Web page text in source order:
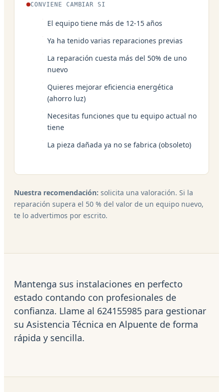
CONVIENE CAMBIAR SI
El equipo tiene más de 12-15 años
Ya ha tenido varias reparaciones previas
La reparación cuesta más del 50% de uno
nuevo
Quieres mejorar eficiencia energética
(ahorro luz)
Necesitas funciones que tu equipo actual no
tiene
La pieza dañada ya no se fabrica (obsoleto)
Nuestra recomendación: solicita una valoración. Si la
reparación supera el 50 % del valor de un equipo nuevo,
te lo advertimos por escrito.
Mantenga sus instalaciones en perfecto
estado contando con profesionales de
confianza. Llame al 624155985 para gestionar
su Asistencia Técnica en Alpuente de forma
rápida y sencilla.